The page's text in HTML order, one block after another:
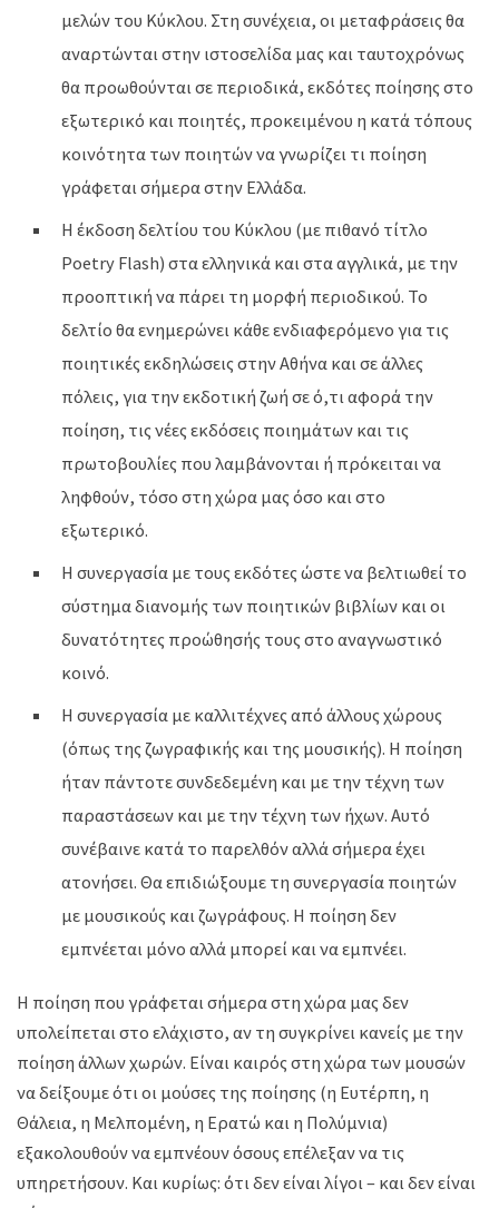
μελών του Κύκλου. Στη συνέχεια, οι μεταφράσεις θα
αναρτώνται στην ιστοσελίδα μας και ταυτοχρόνως
θα προωθούνται σε περιοδικά, εκδότες ποίησης στο
εξωτερικό και ποιητές, προκειμένου η κατά τόπους
κοινότητα των ποιητών να γνωρίζει τι ποίηση
γράφεται σήμερα στην Ελλάδα.
Η έκδοση δελτίου του Κύκλου (με πιθανό τίτλο
Poetry Flash) στα ελληνικά και στα αγγλικά, με την
προοπτική να πάρει τη μορφή περιοδικού. Το
δελτίο θα ενημερώνει κάθε ενδιαφερόμενο για τις
ποιητικές εκδηλώσεις στην Αθήνα και σε άλλες
πόλεις, για την εκδοτική ζωή σε ό,τι αφορά την
ποίηση, τις νέες εκδόσεις ποιημάτων και τις
πρωτοβουλίες που λαμβάνονται ή πρόκειται να
ληφθούν, τόσο στη χώρα μας όσο και στο
εξωτερικό.
Η συνεργασία με τους εκδότες ώστε να βελτιωθεί το
σύστημα διανομής των ποιητικών βιβλίων και οι
δυνατότητες προώθησής τους στο αναγνωστικό
κοινό.
Η συνεργασία με καλλιτέχνες από άλλους χώρους
(όπως της ζωγραφικής και της μουσικής). Η ποίηση
ήταν πάντοτε συνδεδεμένη και με την τέχνη των
παραστάσεων και με την τέχνη των ήχων. Αυτό
συνέβαινε κατά το παρελθόν αλλά σήμερα έχει
ατονήσει. Θα επιδιώξουμε τη συνεργασία ποιητών
με μουσικούς και ζωγράφους. Η ποίηση δεν
εμπνέεται μόνο αλλά μπορεί και να εμπνέει.
Η ποίηση που γράφεται σήμερα στη χώρα μας δεν
υπολείπεται στο ελάχιστο, αν τη συγκρίνει κανείς με την
ποίηση άλλων χωρών. Είναι καιρός στη χώρα των μουσών
να δείξουμε ότι οι μούσες της ποίησης (η Ευτέρπη, η
Θάλεια, η Μελπομένη, η Ερατώ και η Πολύμνια)
εξακολουθούν να εμπνέουν όσους επέλεξαν να τις
υπηρετήσουν. Και κυρίως: ότι δεν είναι λίγοι – και δεν είναι